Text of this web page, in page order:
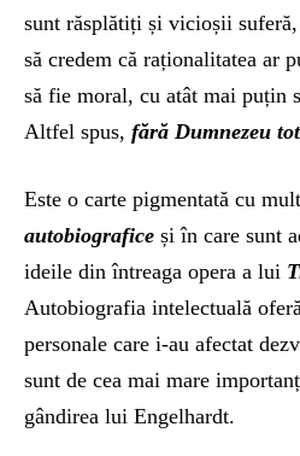
sunt răsplătiți și vicioșii
să credem că raționalitatea ar
să fie moral, cu atât mai puțin
Altfel spus, fără Dumnezeu
Este o carte pigmentată cu
autobiografice și în care sunt
ideile din întreaga opera a lui
Autobiografia intelectuală
personale care i-au afectat
sunt de cea mai mare
gândirea lui Engelhardt.